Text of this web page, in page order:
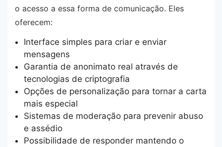
o acesso a essa forma de comunicação. Eles
oferecem:
Interface simples para criar e enviar
mensagens
Garantia de anonimato real através de
tecnologias de criptografia
Opções de personalização para tornar a carta
mais especial
Sistemas de moderação para prevenir abuso
e assédio
Possibilidade de responder mantendo o